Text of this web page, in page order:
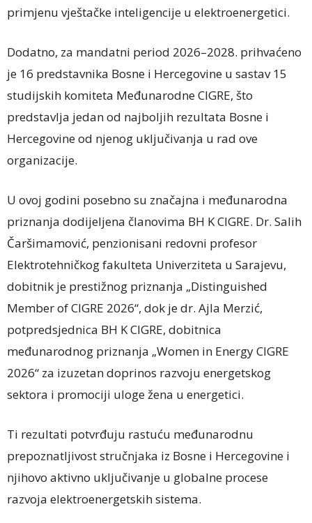
primjenu vještačke inteligencije u elektroenergetici.
Dodatno, za mandatni period 2026–2028. prihvaćeno
je 16 predstavnika Bosne i Hercegovine u sastav 15
studijskih komiteta Međunarodne CIGRE, što
predstavlja jedan od najboljih rezultata Bosne i
Hercegovine od njenog uključivanja u rad ove
organizacije.
U ovoj godini posebno su značajna i međunarodna
priznanja dodijeljena članovima BH K CIGRE. Dr. Salih
Čaršimamović, penzionisani redovni profesor
Elektrotehničkog fakulteta Univerziteta u Sarajevu,
dobitnik je prestižnog priznanja „Distinguished
Member of CIGRE 2026“, dok je dr. Ajla Merzić,
potpredsjednica BH K CIGRE, dobitnica
međunarodnog priznanja „Women in Energy CIGRE
2026“ za izuzetan doprinos razvoju energetskog
sektora i promociji uloge žena u energetici.
Ti rezultati potvrđuju rastuću međunarodnu
prepoznatljivost stručnjaka iz Bosne i Hercegovine i
njihovo aktivno uključivanje u globalne procese
razvoja elektroenergetskih sistema.